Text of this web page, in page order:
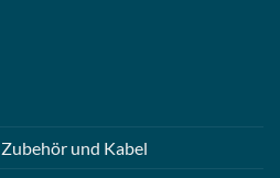
und Kabel